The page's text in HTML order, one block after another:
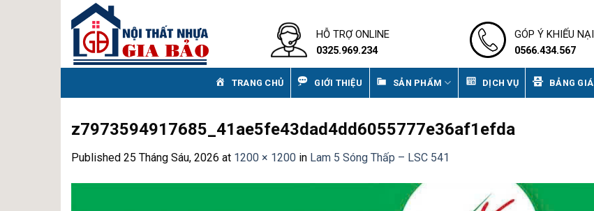
content
HỖ TRỢ ONLINE
0325.969.234
GÓP Ý KHIẾU NẠI
0566.434.567
TRANG CHỦ GIỚI THIỆU SẢN PHẨM DỊCH VỤ BẢNG GIÁ
z7973594917685_41ae5fe43dad4dd6055777e36af1efda
Published 25 Tháng Sáu, 2026 at 1200 × 1200 in Lam 5 Sóng Thấp – LSC 541